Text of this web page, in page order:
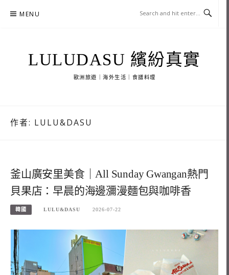
MENU
LULUDASU 繽紛真實
歐洲旅遊｜海外生活｜食譜料理
作者: LULU&DASU
釜山廣安里美食｜All Sunday Gwangan熱門
貝果店：早晨的海邊瀰漫麵包與咖啡香
韓國 LULU&DASU 2026-07-22